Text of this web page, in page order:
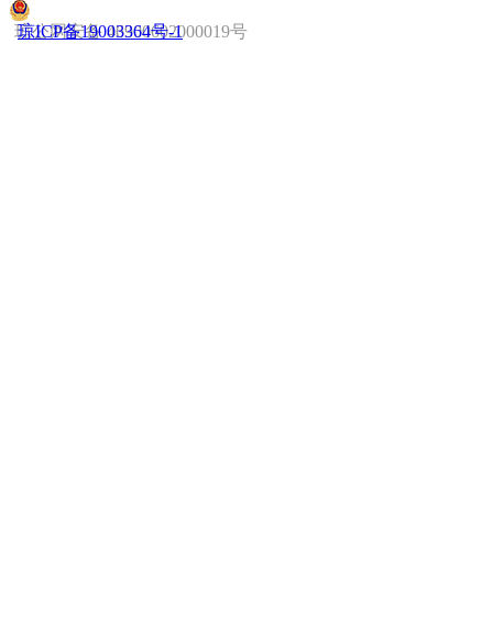
琼公网安备 46900602000019号
琼ICP备19003364号-1